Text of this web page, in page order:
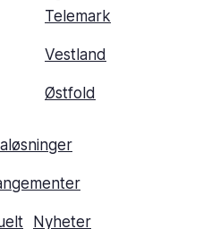
Telemark
Vestland
Østfold
Nyheter